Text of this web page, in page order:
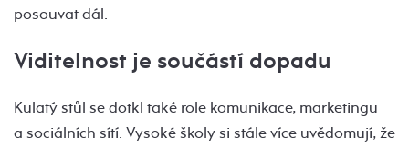
posouvat dál.
Viditelnost je součástí dopadu
Kulatý stůl se dotkl také role komunikace, marketingu
a sociálních sítí. Vysoké školy si stále více uvědomují, že